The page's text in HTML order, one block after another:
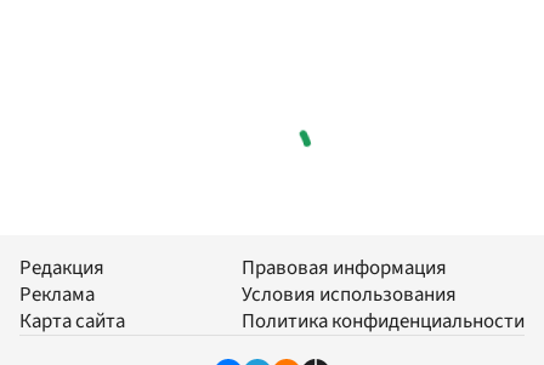
Редакция
Реклама
Карта сайта
Правовая информация
Условия использования
Политика конфиденциальности